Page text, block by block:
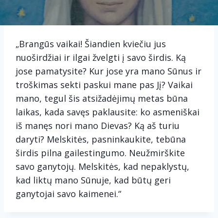
„Brangūs vaikai! Šiandien kviečiu jus
nuoširdžiai ir ilgai žvelgti į savo širdis. Ką
jose pamatysite? Kur jose yra mano Sūnus ir
troškimas sekti paskui mane pas Jį? Vaikai
mano, tegul šis atsižadėjimų metas būna
laikas, kada savęs paklausite: ko asmeniškai
iš manęs nori mano Dievas? Ką aš turiu
daryti? Melskitės, pasninkaukite, tebūna
širdis pilna gailestingumo. Neužmirškite
savo ganytojų. Melskitės, kad nepaklystų,
kad liktų mano Sūnuje, kad būtų geri
ganytojai savo kaimenei.“